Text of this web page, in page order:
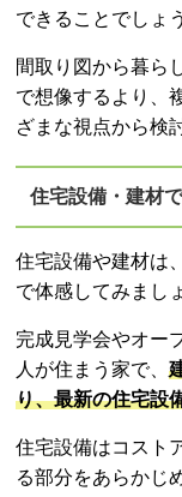
できることでしょ
間取り図から暮ら
で想像するより、
ざまな視点から検
住宅設備・建材
住宅設備や建材は
で体感してみまし
完成見学会やオー
人が住まう家で、
り、最新の住宅設
住宅設備はコスト
る部分をあらかじ